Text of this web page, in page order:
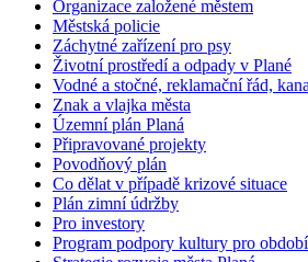
Organizace založené městem
Městská policie
Záchytné zařízení pro psy
Životní prostředí a odpady v Plané
Vodné a stočné, reklamační řád,
Znak a vlajka města
Územní plán Planá
Připravované projekty
Povodňový plán
Co dělat v případě krizové situace
Plán zimní údržby
Pro investory
Program podpory kultury pro